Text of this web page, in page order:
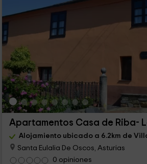
Apartamentos Casa de Riba-
Alojamiento ubicado a 6.2km de
Santa Eulalia De Oscos, Asturias
0 opiniones